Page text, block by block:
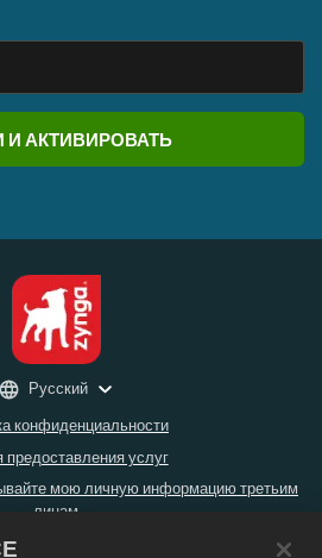
И АКТИВИРОВАТЬ
конфиденциальности
предоставления услуг
мою личную информацию третьим
лицам
возврата
Русский